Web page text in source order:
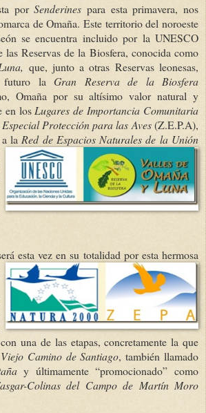
porSenderines para esta primavera, nos
de Omaña. Este territorio del noroeste
se encuentra incluido por la UNESCO
las Reservas de la Biosfera, conocida como
que, junto a otras Reservas leonesas,
futuro laGran Reserva de la Biosfera
Omaña por su altísimo valor natural y
en los Lugares de Importancia Comunitaria
Protección para las Aves(Z.E.P.A),
la Red de Espacios Naturales de la Unión
esta vezen su totalidad por esta hermosa
una de las etapas, concretamente la que
Viejo Camino de Santiago, también llamado
y últimamente “promocionado” como
Colinas del Campo de Martín Moro